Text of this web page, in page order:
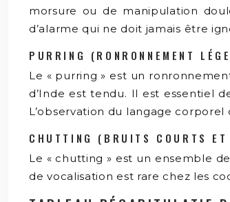
morsure ou de manipulation
d’alarme qui ne doit jamais être
PURRING (RONRONNEMENT
Le « purring » est un
d’Inde est tendu. Il est essentiel
L’observation du langage
CHUTTING (BRUITS COURTS ET
Le « chutting » est un ensemble
de vocalisation est rare chez les